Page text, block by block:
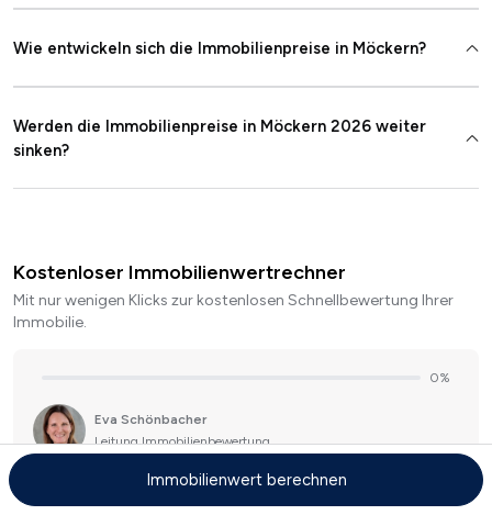
Wie entwickeln sich die Immobilienpreise in Möckern?
Werden die Immobilienpreise in Möckern 2026 weiter
sinken?
Kostenloser Immobilienwertrechner
Mit nur wenigen Klicks zur kostenlosen Schnellbewertung Ihrer
Immobilie.
Immobilienwert berechnen